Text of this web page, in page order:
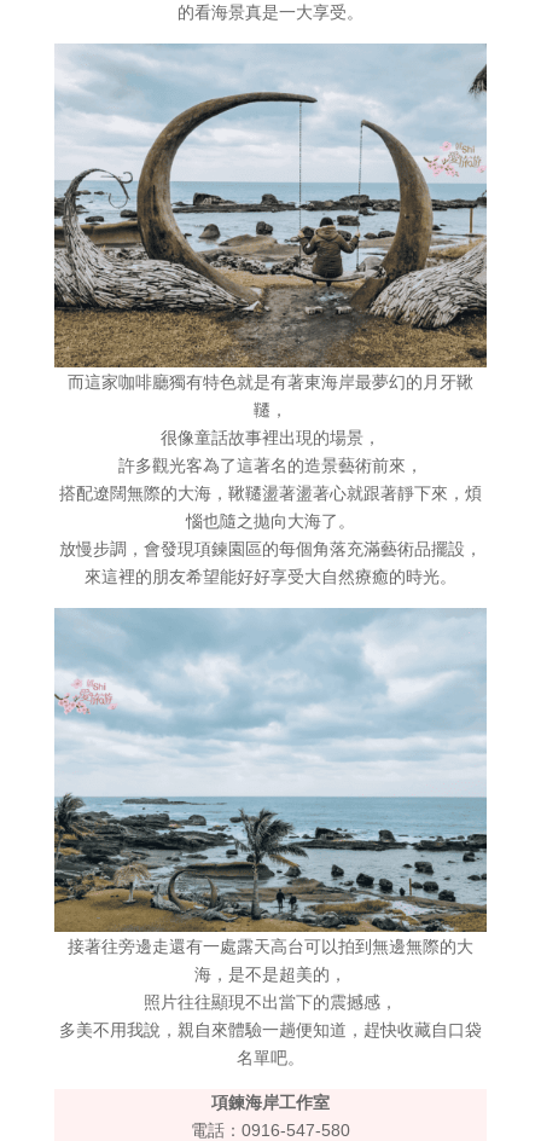
的看海景真是一大享受。
而這家咖啡廳獨有特色就是有著東海岸最夢幻的月牙鞦
韆，
很像童話故事裡出現的場景，
許多觀光客為了這著名的造景藝術前來，
搭配遼闊無際的大海，鞦韆盪著盪著心就跟著靜下來，煩
惱也隨之拋向大海了。
放慢步調，會發現項鍊園區的每個角落充滿藝術品擺設，
來這裡的朋友希望能好好享受大自然療癒的時光。
接著往旁邊走還有一處露天高台可以拍到無邊無際的大
海，是不是超美的，
照片往往顯現不出當下的震撼感，
多美不用我說，親自來體驗一趟便知道，趕快收藏自口袋
名單吧。
項鍊海岸工作室
電話：0916-547-580